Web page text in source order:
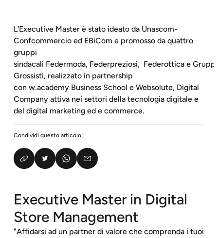
L'Executive Master è stato ideato da Unascom-
Confcommercio ed EBiCom e promosso da quattro
gruppi
sindacali Federmoda, Federpreziosi, Federottica e
Grossisti, realizzato in partnership
con w.academy Business School e Websolute, Digital
Company attiva nei settori della tecnologia digitale e
del digital marketing ed e commerce.
Condividi questo articolo:
Executive Master in Digital
Store Management
"Affidarsi ad un partner di valore che comprenda i tuoi